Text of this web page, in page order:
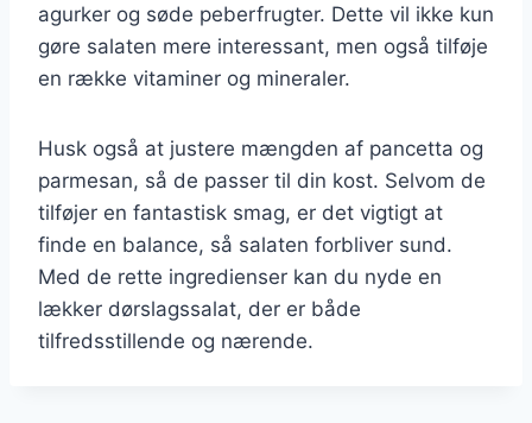
agurker og søde peberfrugter. Dette vil ikke kun
gøre salaten mere interessant, men også tilføje
en række vitaminer og mineraler.
Husk også at justere mængden af pancetta og
parmesan, så de passer til din kost. Selvom de
tilføjer en fantastisk smag, er det vigtigt at
finde en balance, så salaten forbliver sund.
Med de rette ingredienser kan du nyde en
lækker dørslagssalat, der er både
tilfredsstillende og nærende.